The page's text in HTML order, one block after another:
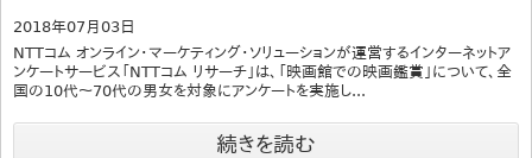
2018年07月03日
NTTコム オンライン・マーケティング・ソリューションが運営するインターネットア
ンケートサービス「NTTコム リサーチ」は、「映画館での映画鑑賞」について、全
国の10代～70代の男女を対象にアンケートを実施し...
続きを読む